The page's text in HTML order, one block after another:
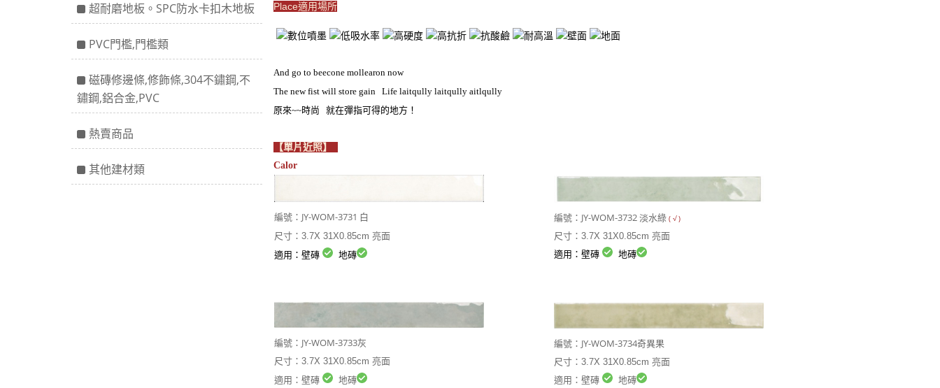
超耐磨地板。SPC防水卡扣木地板
PVC門檻,門檻類
磁磚修邊條,修飾條,304不鏽鋼,不
鏽鋼,鋁合金,PVC
熱賣商品
其他建材類
Place適用場所
And go to beecone mollearon now
The new fist will store gain Life laitqully laitqully aitlqully
原來~~時尚 就在彈指可得的地方！
【單片近照】
Calor
編號： JY-WOM-3731 白
尺寸：3.7X 31X0.85cm 亮面
適用：壁磚
地磚
編號： JY-WOM-3732 淡水綠( √ )
尺寸：3.7X 31X0.85cm 亮面
適用：壁磚
地磚
編號： JY-WOM-3733灰
尺寸：3.7X 31X0.85cm 亮面
適用：壁磚
地磚
編號： JY-WOM-3734奇異果
尺寸：3.7X 31X0.85cm 亮面
適用：壁磚
地磚